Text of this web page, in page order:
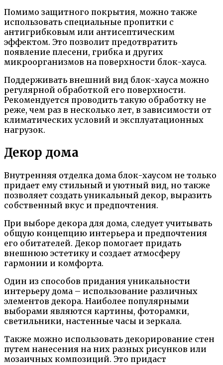
Помимо защитного покрытия, можно также
использовать специальные пропитки с
антигрибковым или антисептическим
эффектом. Это позволит предотвратить
появление плесени, грибка и других
микроорганизмов на поверхности блок-хауса.
Поддерживать внешний вид блок-хауса можно
регулярной обработкой его поверхности.
Рекомендуется проводить такую обработку не
реже, чем раз в несколько лет, в зависимости от
климатических условий и эксплуатационных
нагрузок.
Декор дома
Внутренняя отделка дома блок-хаусом не только
придает ему стильный и уютный вид, но также
позволяет создать уникальный декор, выразить
собственный вкус и предпочтения.
При выборе декора для дома, следует учитывать
общую концепцию интерьера и предпочтения
его обитателей. Декор помогает придать
внешнюю эстетику и создает атмосферу
гармонии и комфорта.
Один из способов придания уникальности
интерьеру дома – использование различных
элементов декора. Наиболее популярными
выборами являются картины, фоторамки,
светильники, настенные часы и зеркала.
Также можно использовать декорирование стен
путем нанесения на них разных рисунков или
мозаичных композиций. Это придаст